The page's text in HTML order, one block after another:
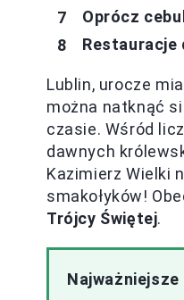
Oprócz
Restauracje
Lublin, urocze
można natknąć
czasie. Wśród
dawnych
Kazimierz Wielki
smakołyków!
Trójcy Świętej.